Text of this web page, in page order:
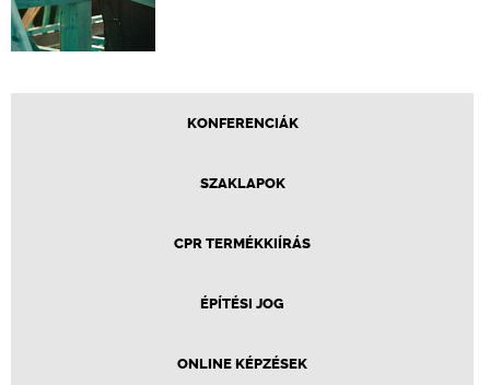
KONFERENCIÁK
SZAKLAPOK
CPR TERMÉKKIÍRÁS
ÉPÍTÉSI JOG
ONLINE KÉPZÉSEK